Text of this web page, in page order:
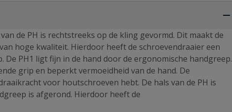
de PH is rechtstreeks op de kling gevormd. Dit maakt de
hoge kwaliteit. Hierdoor heeft de schroevendraaier een
PH1 ligt fijn in de hand door de ergonomische handgreep.
grip en beperkt vermoeidheid van de hand. De
voor houtschroeven hebt. De hals van de PH is
is afgerond. Hierdoor heeft de